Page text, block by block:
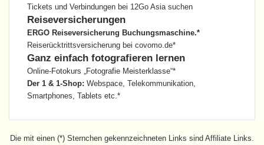
Tickets und Verbindungen bei 12Go Asia suchen
Reiseversicherungen
ERGO Reiseversicherung Buchungsmaschine.*
Reiserücktrittsversicherung bei covomo.de*
Ganz einfach fotografieren lernen
Online-Fotokurs „Fotografie Meisterklasse“*
Der 1 & 1-Shop: Webspace, Telekommunikation,
Smartphones, Tablets etc.*
Die mit einen (*) Sternchen gekennzeichneten Links sind Affiliate Links.